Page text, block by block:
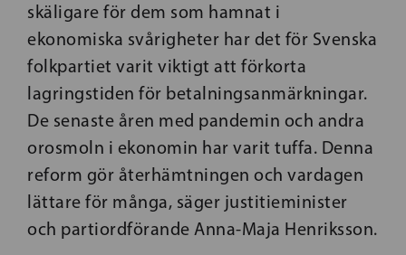
skäligare för dem som hamnat i
ekonomiska svårigheter har det för Svenska
folkpartiet varit viktigt att förkorta
lagringstiden för betalningsanmärkningar.
De senaste åren med pandemin och andra
orosmoln i ekonomin har varit tuffa. Denna
reform gör återhämtningen och vardagen
lättare för många, säger justitieminister
och partiordförande Anna-Maja Henriksson.